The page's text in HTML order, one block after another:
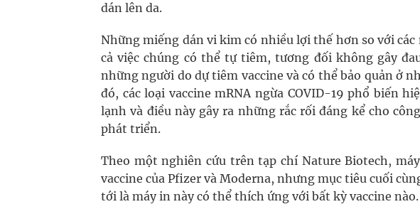
dán lên da.
Những miếng dán vi kim có nhiều lợi thế hơn so với
cả việc chúng có thể tự tiêm, tương đối không gây
những người do dự tiêm vaccine và có thể bảo quản ở
đó, các loại vaccine mRNA ngừa COVID-19 phổ biến
lạnh và điều này gây ra những rắc rối đáng kể cho
phát triển.
Theo một nghiên cứu trên tạp chí Nature Biotech,
vaccine của Pfizer và Moderna, nhưng mục tiêu cuối
tới là máy in này có thể thích ứng với bất kỳ vaccine nào.